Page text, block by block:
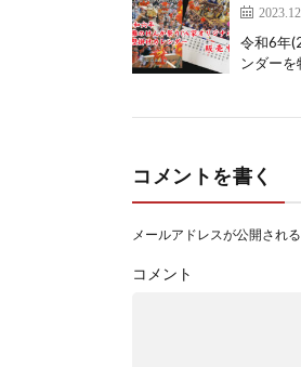
令和6年
ンダー
コメントを書く
メールアドレスが公開され
コメント